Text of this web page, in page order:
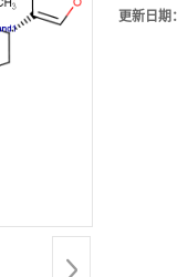
更新日期：